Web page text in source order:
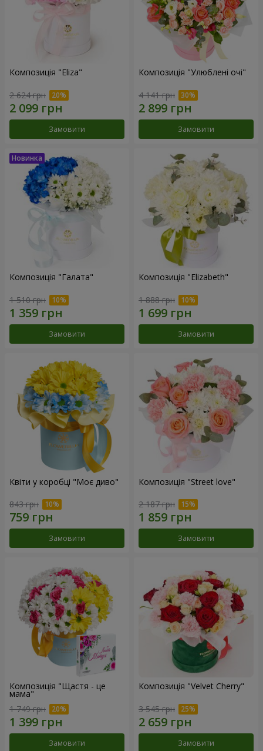
Композиція "Eliza"
2 624 грн
Замовити
Композиція "Улюблені очі"
4 141 грн
Замовити
Композиція "Галата"
1 510 грн
Замовити
Композиція "Elizabeth"
1 888 грн
Замовити
Квіти у коробці "Моє диво"
843 грн
Замовити
Композиція "Street love"
2 187 грн
Замовити
Композиція "Щастя - це
мама"
1 749 грн
Замовити
Композиція "Velvet Cherry"
3 545 грн
Замовити